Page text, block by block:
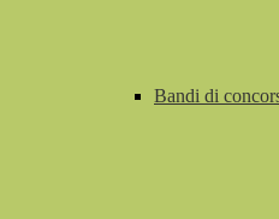
Bandi di